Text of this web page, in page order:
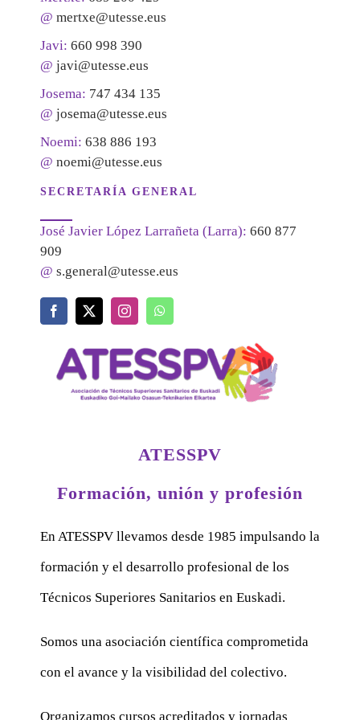
@ mertxe@utesse.eus
Javi: 660 998 390
@ javi@utesse.eus
Josema: 747 434 135
@ josema@utesse.eus
Noemi: 638 886 193
@ noemi@utesse.eus
SECRETARÍA GENERAL
José Javier López Larrañeta (Larra): 660 877
909
@ s.general@utesse.eus
ATESSPV
Formación, unión y profesión
En ATESSPV llevamos desde 1985 impulsando la
formación y el desarrollo profesional de los
Técnicos Superiores Sanitarios en Euskadi.
Somos una asociación científica comprometida
con el avance y la visibilidad del colectivo.
Organizamos cursos acreditados y jornadas